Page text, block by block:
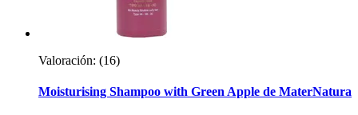
Valoración: (16)
Moisturising Shampoo with Green Apple de MaterNatura